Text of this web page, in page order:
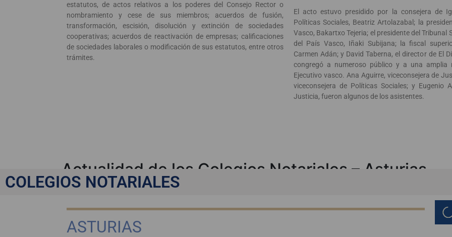
estatutos, de actos relativos a los poderes del Consejo Rector o
nombramiento y cese de sus miembros; acuerdos de fusión,
transformación, escisión, disolución y extinción de sociedades
cooperativas; acuerdos de reactivación de empresas; calificaciones
de sociedades laborales o modificación de sus estatutos, entre otros
trámites.
El acto estuvo presidido por la consejera de
Políticas Sociales, Beatriz Artolazabal; la
Vasco, Bakartxo Tejeria; el presidente del Tribunal
del País Vasco, Iñaki Subijana; la fiscal
Carmen Adán; y David Taberna, el director de El
congregó a numeroso público y a una amplia
Ejecutivo vasco. Ana Aguirre, viceconsejera de
viceconsejera de Políticas Sociales; y Eugenio
Justicia, fueron algunos de los asistentes.
Actualidad de los Colegios Notariales – Asturias
COLEGIOS NOTARIALES
ASTURIAS